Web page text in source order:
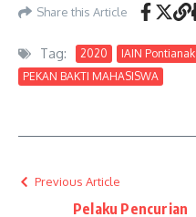
Share this Article
Tag: 2020 IAIN Pontianak
PEKAN BAKTI MAHASISWA
Previous Article
Pelaku Pencurian